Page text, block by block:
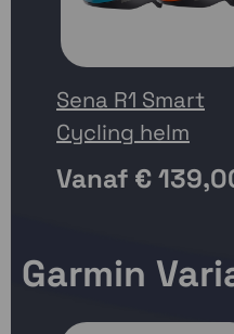
Sena R1 Smart
Cycling helm
Vanaf €
Garmin